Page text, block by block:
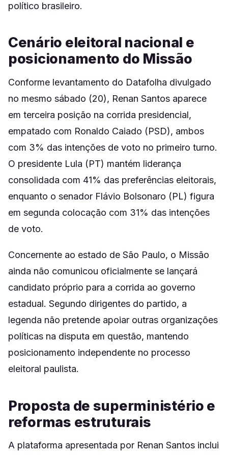
político brasileiro.
Cenário eleitoral nacional e
posicionamento do Missão
Conforme levantamento do Datafolha divulgado
no mesmo sábado (20), Renan Santos aparece
em terceira posição na corrida presidencial,
empatado com Ronaldo Caiado (PSD), ambos
com 3% das intenções de voto no primeiro turno.
O presidente Lula (PT) mantém liderança
consolidada com 41% das preferências eleitorais,
enquanto o senador Flávio Bolsonaro (PL) figura
em segunda colocação com 31% das intenções
de voto.
Concernente ao estado de São Paulo, o Missão
ainda não comunicou oficialmente se lançará
candidato próprio para a corrida ao governo
estadual. Segundo dirigentes do partido, a
legenda não pretende apoiar outras organizações
políticas na disputa em questão, mantendo
posicionamento independente no processo
eleitoral paulista.
Proposta de superministério e
reformas estruturais
A plataforma apresentada por Renan Santos inclui